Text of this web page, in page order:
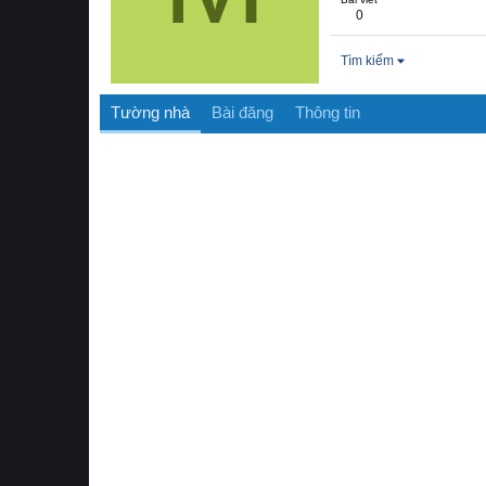
0
Tìm kiếm
Tường nhà Bài đăng Thông tin